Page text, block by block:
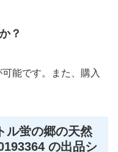
？
能です。また、購入
ル蛍の郷の天然
の出品シ